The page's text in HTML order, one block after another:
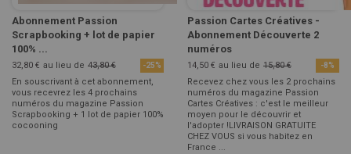
Abonnement Passion
Scrapbooking + lot de papier
100% ...
32,80 € au lieu de 43,80 € -25%
En souscrivant à cet abonnement,
vous recevrez les 4 prochains
numéros du magazine Passion
Scrapbooking + 1 lot de papier 100%
cocooning
Passion Cartes Créatives -
Abonnement Découverte 2
numéros
14,50 € au lieu de 15,80 € -8%
Recevez chez vous les 2 prochains
numéros du magazine Passion
Cartes Créatives : c'est le meilleur
moyen pour le découvrir et
l'adopter !LIVRAISON GRATUITE
CHEZ VOUS si vous habitez en
France ...